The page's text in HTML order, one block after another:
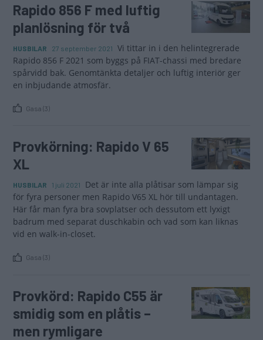
Rapido 856 F med luftig
planlösning för två
HUSBILAR 27 september 2021
Vi tittar in i den helintegrerade
Rapido 856 F 2021 som byggs på FIAT-chassi med bredare
spårvidd bak. Genomtänkta detaljer och luftig interiör ger
en inbjudande atmosfär.
Gasa (3)
Provkörning: Rapido V 65
XL
HUSBILAR 1 juli 2021
Det är inte alla plåtisar som lämpar sig
för fyra personer men Rapido V65 XL hör till undantagen.
Här får man fyra bra sovplatser och dessutom ett lyxigt
badrum med separat duschkabin och vad som kan liknas
vid en walk-in-closet.
Gasa (3)
Provkörd: Rapido C55 är
smidig som en plåtis –
men rymligare